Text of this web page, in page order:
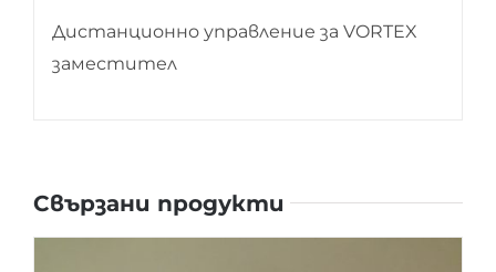
Дистанционно управление за VORTEX
заместител
Свързани продукти